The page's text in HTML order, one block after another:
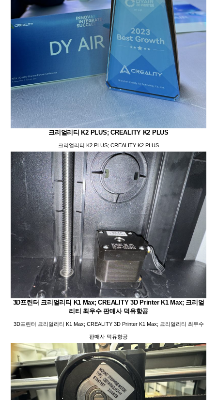
크리얼리티 K2 PLUS; CREALITY K2 PLUS
크리얼리티 K2 PLUS; CREALITY K2 PLUS
3D프린터 크리얼리티 K1 Max; CREALITY 3D Printer K1 Max; 크리얼
리티 최우수 판매사 덕유항공
3D프린터 크리얼리티 K1 Max; CREALITY 3D Printer K1 Max; 크리얼리티 최우수
판매사 덕유항공